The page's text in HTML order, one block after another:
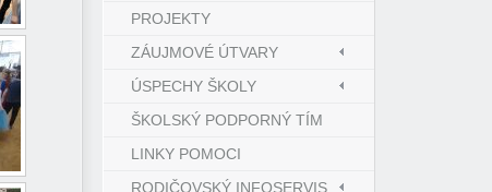
PROJEKTY
ZÁUJMOVÉ ÚTVARY
ÚSPECHY ŠKOLY
ŠKOLSKÝ PODPORNÝ TÍM
LINKY POMOCI
RODIČOVSKÝ INFOSERVIS